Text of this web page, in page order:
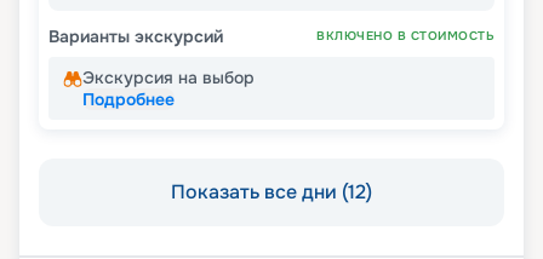
Варианты экскурсий ВКЛЮЧЕНО В СТОИМОСТЬ
Экскурсия на выбор
Подробнее
Показать все дни (12)